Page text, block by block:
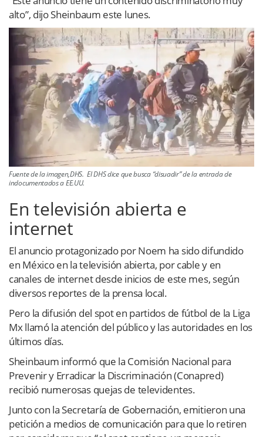
alto”, dijo Sheinbaum este lunes.
Fuente de la imagen,DHS. El DHS dice que busca “disuadir” de la entrada de
indocumentados a EE.UU.
En televisión abierta e
internet
El anuncio protagonizado por Noem ha sido difundido
en México en la televisión abierta, por cable y en
canales de internet desde inicios de este mes, según
diversos reportes de la prensa local.
Pero la difusión del spot en partidos de fútbol de la Liga
Mx llamó la atención del público y las autoridades en los
últimos días.
Sheinbaum informó que la Comisión Nacional para
Prevenir y Erradicar la Discriminación (Conapred)
recibió numerosas quejas de televidentes.
Junto con la Secretaría de Gobernación, emitieron una
petición a medios de comunicación para que lo retiren